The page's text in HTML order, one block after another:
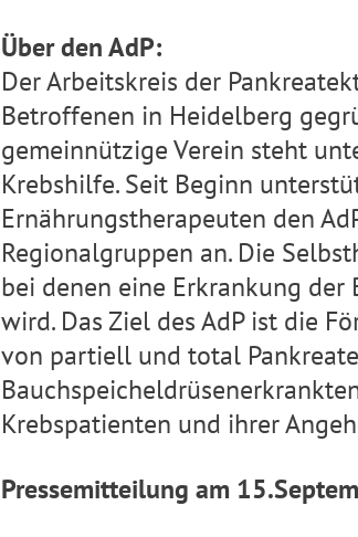
Über den AdP:
Der Arbeitskreis der
Betroffenen in Heidelberg
gemeinnützige Verein steht
Krebshilfe. Seit Beginn
Ernährungstherapeuten den
Regionalgruppen an. Die
bei denen eine Erkrankung
wird. Das Ziel des AdP ist die
von partiell und total
Krebspatienten und ihrer
Pressemitteilung am